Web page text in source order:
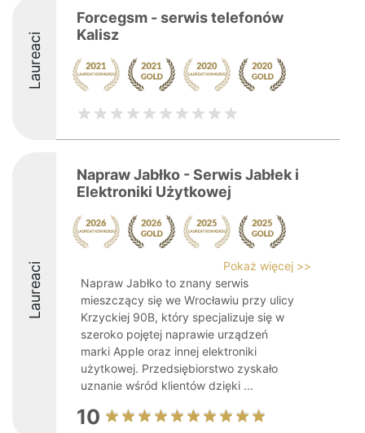
Laureaci
Forcegsm - serwis telefonów
Kalisz
Laureaci
Napraw Jabłko - Serwis Jabłek i
Elektroniki Użytkowej
Pokaż więcej >>
Napraw Jabłko to znany serwis
mieszczący się we Wrocławiu przy ulicy
Krzyckiej 90B, który specjalizuje się w
szeroko pojętej naprawie urządzeń
marki Apple oraz innej elektroniki
użytkowej. Przedsiębiorstwo zyskało
uznanie wśród klientów dzięki ...
10